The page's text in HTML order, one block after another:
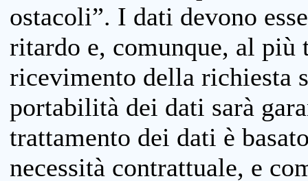
ostacoli”. I dati devono
ritardo e, comunque, al più
ricevimento della richiesta
portabilità dei dati sarà
trattamento dei dati è
necessità contrattuale, e